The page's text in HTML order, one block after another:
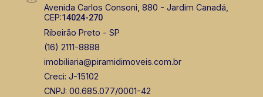
Avenida Carlos Consoni, 880 - Jardim Canadá,
CEP:14024-270
Ribeirão Preto - SP
(16) 2111-8888
imobiliaria@piramidimoveis.com.br
Creci: J-15102
CNPJ: 00.685.077/0001-42